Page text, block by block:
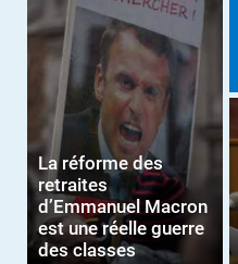
La réforme des
retraites
d’Emmanuel Macron
est une réelle guerre
des classes